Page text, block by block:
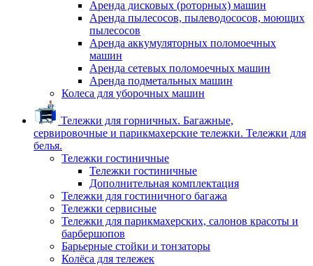
Аренда дисковых (роторных) машин
Аренда пылесосов, пылеводососов, моющих
пылесосов
Аренда аккумуляторных поломоечных
машин
Аренда сетевых поломоечных машин
Аренда подметальных машин
Колеса для уборочных машин
Тележки для горничных. Багажные,
сервировочные и парикмахерские тележки. Тележки для
белья.
Тележки гостиничные
Тележки гостиничные
Дополнительная комплектация
Тележки для гостиничного багажа
Тележки сервисные
Тележки для парикмахерских, салонов красоты и
барбершопов
Барьерные стойки и тонзаторы
Колёса для тележек